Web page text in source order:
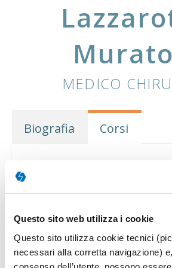
Questo sito web utilizza i cookie
Questo sito utilizza cookie tecnici
necessari alla corretta navigazione)
MEDICO
Biografia Corsi
Corsi tenuti dal